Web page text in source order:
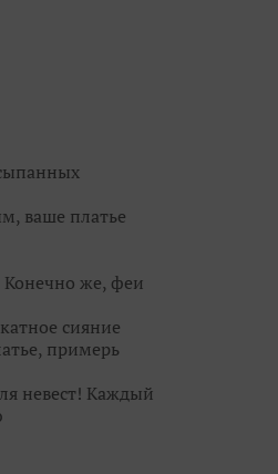
ваше платье
Конечно же, феи
сияние
примерь
невест! Каждый
дымка.
украшения. И